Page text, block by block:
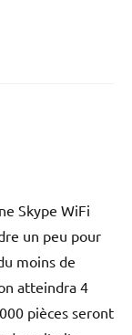
Skype WiFi
un peu pour
moins de
atteindra 4
pièces seront